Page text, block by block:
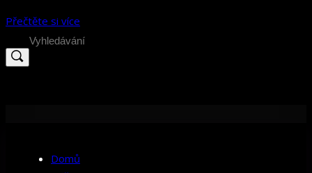
Přečtěte si více
Search
for:
Domů